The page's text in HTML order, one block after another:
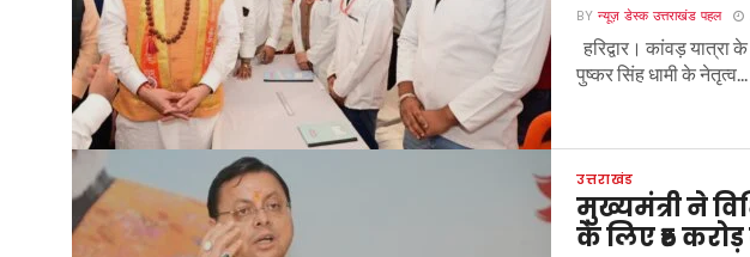
BYन्यूज़ डेस्क उत्तराखंड पहल
हरिद्वार। कांवड़ यात्रा
पुष्कर सिंह धामी के नेतृत्व...
उत्तराखंड
मुख्यमंत्री ने
के लिए ₹5 करोड़